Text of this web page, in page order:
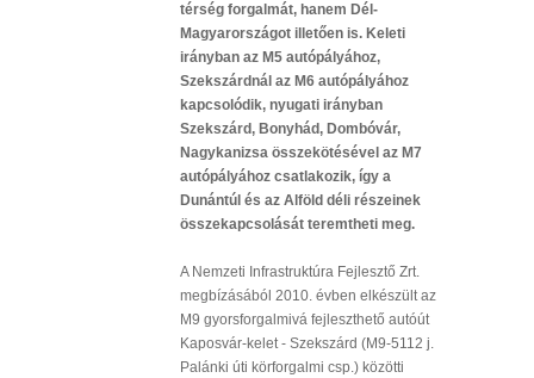
térség forgalmát, hanem Dél-
Magyarországot illetően is. Keleti
irányban az M5 autópályához,
Szekszárdnál az M6 autópályához
kapcsolódik, nyugati irányban
Szekszárd, Bonyhád, Dombóvár,
Nagykanizsa összekötésével az M7
autópályához csatlakozik, így a
Dunántúl és az Alföld déli részeinek
összekapcsolását teremtheti meg.
A Nemzeti Infrastruktúra Fejlesztő Zrt.
megbízásából 2010. évben elkészült az
M9 gyorsforgalmivá fejleszthető autóút
Kaposvár-kelet - Szekszárd (M9-5112 j.
Palánki úti körforgalmi csp.) közötti